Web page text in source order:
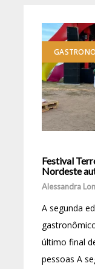
Festival
Nordeste
Alessandra
A segunda
último final
pessoas A